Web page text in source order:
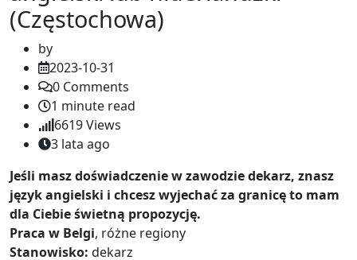
(Częstochowa)
by
2023-10-31
0 Comments
1 minute read
6619Views
3 lata ago
Jeśli masz doświadczenie w zawodzie dekarz, znasz
język angielski i chcesz wyjechać za granicę to mam
dla Ciebie świetną propozycję.
Praca w Belgi, różne regiony
Stanowisko: dekarz